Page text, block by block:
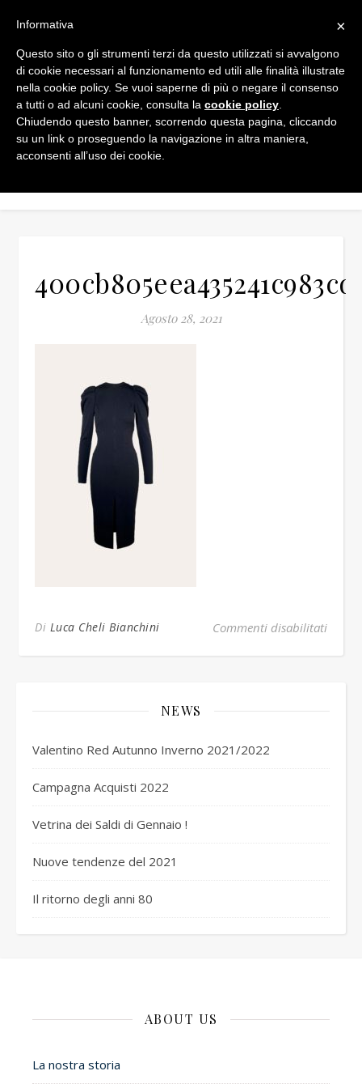
Agosto 28, 2021
Di Luca Cheli Bianchini Commenti disabilitatisu
NEWS
Valentino Red Autunno Inverno 2021/2022
Campagna Acquisti 2022
Vetrina dei Saldi di Gennaio !
Nuove tendenze del 2021
Il ritorno degli anni 80
ABOUT US
La nostra storia
×
Informativa
Questo sito o gli strumenti terzi da questo utilizzati si avvalgono
di cookie necessari al funzionamento ed utili alle finalità illustrate
nella cookie policy. Se vuoi saperne di più o negare il consenso
a tutti o ad alcuni cookie, consulta la cookie policy
Chiudendo questo banner, scorrendo questa pagina, cliccando
su un link o proseguendo la navigazione in altra maniera,
acconsenti all’uso dei cookie.